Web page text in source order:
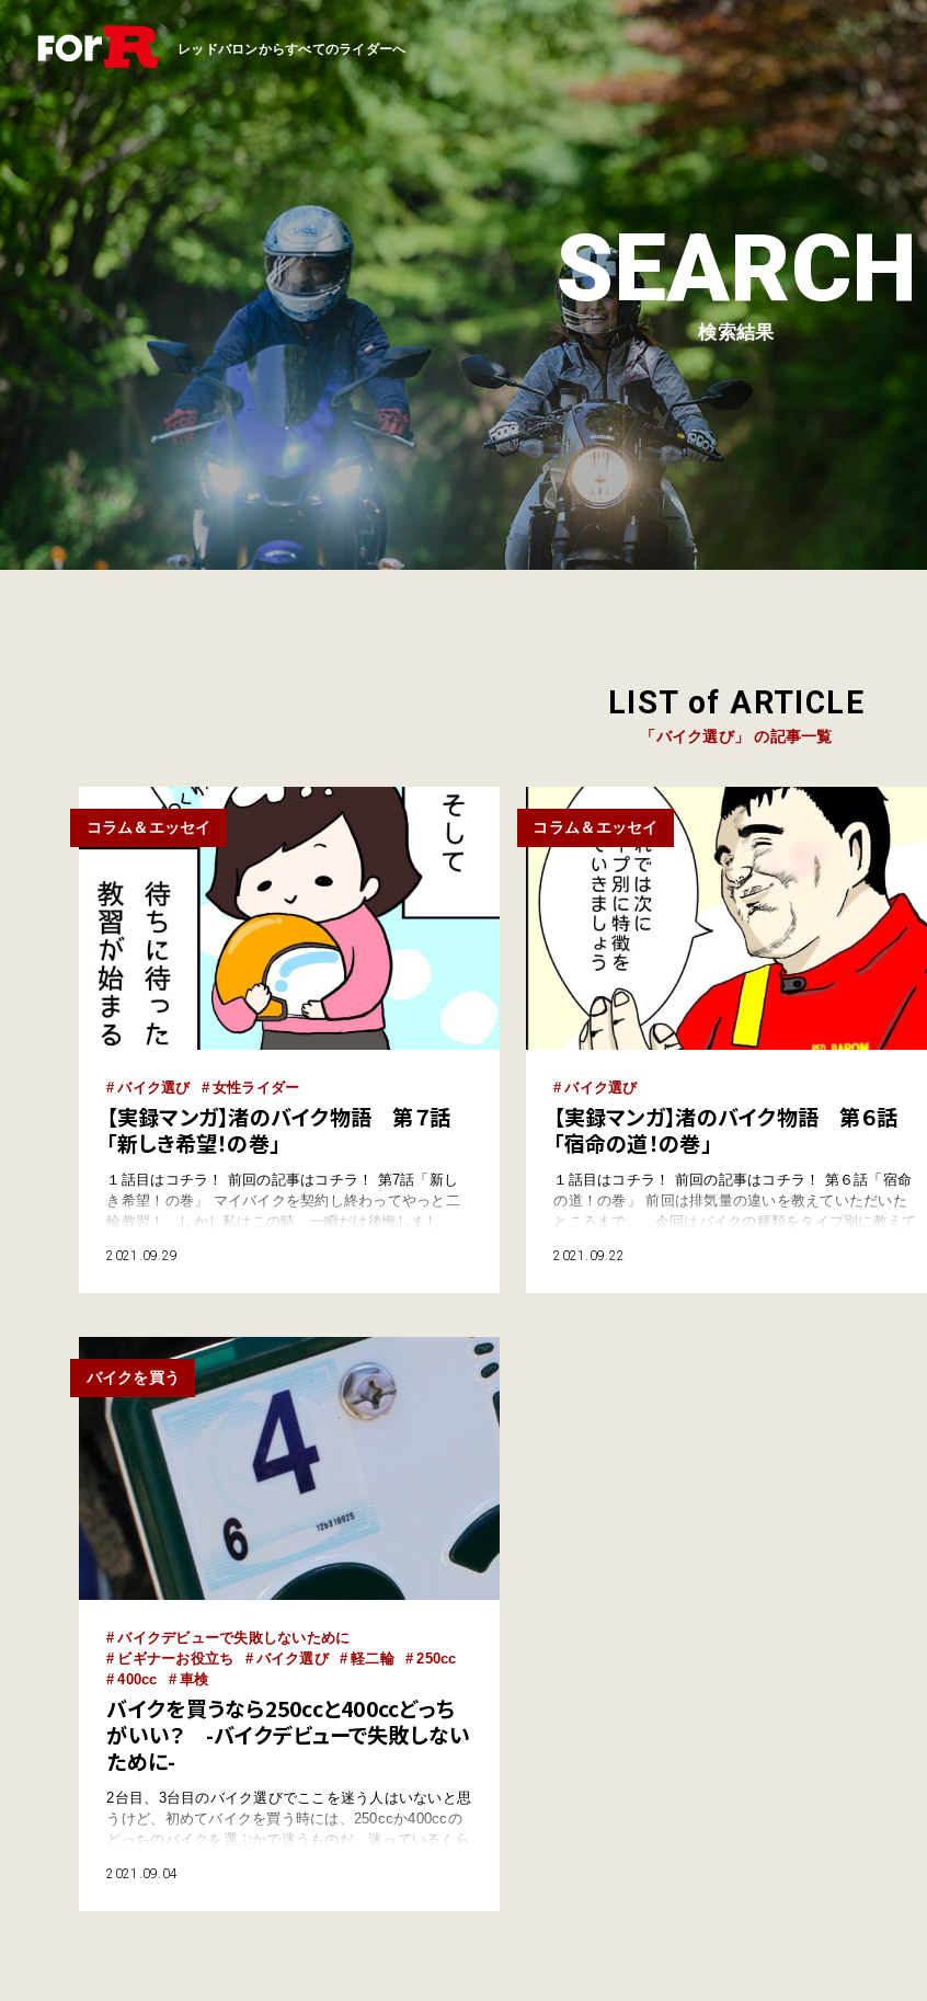
レッドバロンからすべてのライダーへ
SEARCH
検索結果
LIST of ARTICLE
「バイク選び」 の記事一覧
コラム＆エッセイ
バイク選び 女性ライダー
【実録マンガ】渚のバイク物語 第７話
「新しき希望！の巻」
１話目はコチラ！ 前回の記事はコチラ！ 第7話「新し
き希望！の巻」 マイバイクを契約し終わってやっと二
輪教習！ しかし私はこの時、一瞬だけ後悔しまし
るわけでもなく、 自転車みたいな補助輪があるわけで
2021.09.29
コラム＆エッセイ
バイク選び
【実録マンガ】渚のバイク物語 第６話
「宿命の道！の巻」
１話目はコチラ！ 前回の記事はコチラ！ 第６話「宿命
の道！の巻」 前回は排気量の違いを教えていただいた
ところまで。 今回はバイクの種類をタイプ別に教えて
・山道などの運転が得意なオフロード ・サーキットな
2021.09.22
バイクを買う
バイクデビューで失敗しないために
ビギナーお役立ち
バイク選び 軽二輪
250cc
400cc
車検
バイクを買うなら250ccと400ccどっち
がいい？ -バイクデビューで失敗しない
ために-
2台目、3台目のバイク選びでここを迷う人はいないと思
うけど、初めてバイクを買う時には、250ccか400ccの
どっちのバイクを選ぶかで迷うものだ。迷っているくら
台にも出会ってないのだろう。そんな悩めるあなたへ、
2021.09.04